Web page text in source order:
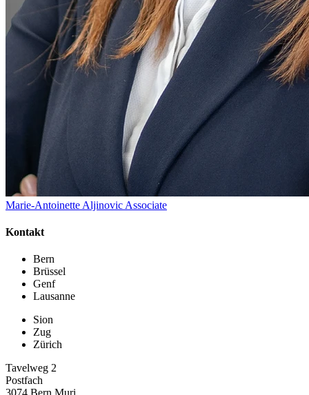
Marie-Antoinette Aljinovic Associate
Kontakt
Bern
Brüssel
Genf
Lausanne
Sion
Zug
Zürich
Tavelweg 2
Postfach